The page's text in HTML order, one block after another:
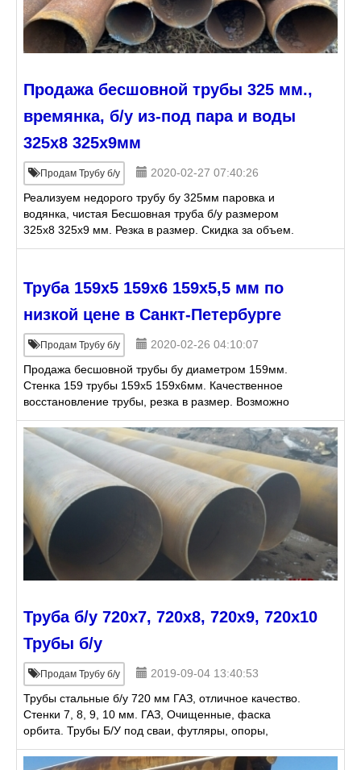
Продажа бесшовной трубы 325 мм.,
времянка, б/у из-под пара и воды
325х8 325х9мм
Продам Трубу б/у
2020-02-27 07:40:26
Реализуем недорого трубу бу 325мм паровка и
водянка, чистая Бесшовная труба б/у размером
325х8 325х9 мм. Резка в размер. Скидка за объем.
Доставка, самовывоз. Большой сортамент лежалой и
Труба 159х5 159х6 159х5,5 мм по
низкой цене в Санкт-Петербурге
Продам Трубу б/у
2020-02-26 04:10:07
Продажа бесшовной трубы бу диаметром 159мм.
Стенка 159 трубы 159х5 159х6мм. Качественное
восстановление трубы, резка в размер. Возможно
применение данной продукции в любых
трубопроводных системах п
Труба б/у 720х7, 720х8, 720х9, 720х10
Трубы б/у
Продам Трубу б/у
2019-09-04 13:40:53
Трубы стальные б/у 720 мм ГАЗ, отличное качество.
Стенки 7, 8, 9, 10 мм. ГАЗ, Очищенные, фаска
орбита. Трубы Б/У под сваи, футляры, опоры,
проколы, металлоконструкции, дымоходы,
пульпопроводы, гильзы,